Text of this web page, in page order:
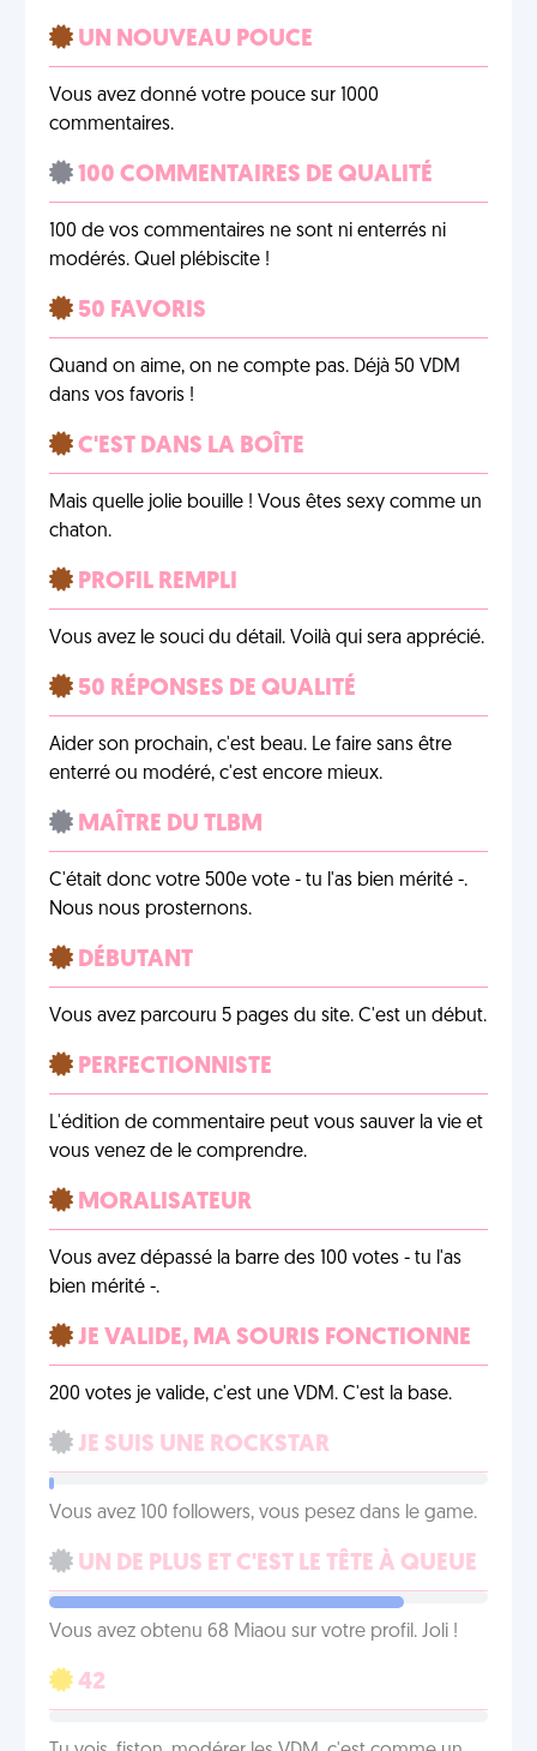
UN NOUVEAU POUCE
Vous avez donné votre pouce sur 1000
commentaires.
100 COMMENTAIRES DE QUALITÉ
100 de vos commentaires ne sont ni enterrés ni
modérés. Quel plébiscite !
50 FAVORIS
Quand on aime, on ne compte pas. Déjà 50 VDM
dans vos favoris !
C'EST DANS LA BOÎTE
Mais quelle jolie bouille ! Vous êtes sexy comme un
chaton.
PROFIL REMPLI
Vous avez le souci du détail. Voilà qui sera apprécié.
50 RÉPONSES DE QUALITÉ
Aider son prochain, c'est beau. Le faire sans être
enterré ou modéré, c'est encore mieux.
MAÎTRE DU TLBM
C'était donc votre 500e vote - tu l'as bien mérité -.
Nous nous prosternons.
DÉBUTANT
Vous avez parcouru 5 pages du site. C'est un début.
PERFECTIONNISTE
L'édition de commentaire peut vous sauver la vie et
vous venez de le comprendre.
MORALISATEUR
Vous avez dépassé la barre des 100 votes - tu l'as
bien mérité -.
JE VALIDE, MA SOURIS FONCTIONNE
200 votes je valide, c'est une VDM. C'est la base.
JE SUIS UNE ROCKSTAR
Vous avez 100 followers, vous pesez dans le game.
UN DE PLUS ET C'EST LE TÊTE À QUEUE
Vous avez obtenu 68 Miaou sur votre profil. Joli !
42